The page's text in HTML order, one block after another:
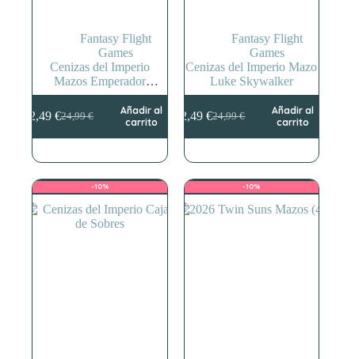
Fantasy Flight
Games
Cenizas del Imperio
Mazos Emperador
Palpatine
24,99€
El
precio
era:
24,99 €.
22,49 €El
precio
es:
22,49 €.
Añadir al
carrito
Fantasy Flight
Games
Cenizas del Imperio Mazo
Luke Skywalker
24,99€
El
precio
era:
24,99 €.
22,49€El
precio
es:
22,49 €.
Añadir al
carrito
-10% -10%